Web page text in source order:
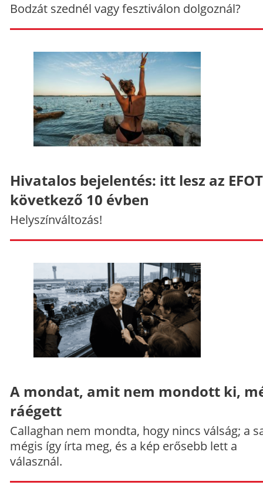
Bodzát szednél vagy fesztiválon dolgoznál?
Hivatalos bejelentés: itt lesz az
következő 10 évben
Helyszínváltozás!
A mondat, amit nem mondott ki,
ráégett
Callaghan nem mondta, hogy nincs válság; a
mégis így írta meg, és a kép erősebb lett a
válasznál.